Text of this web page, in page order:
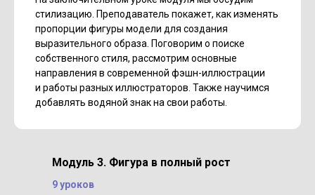
стилизацию. Преподаватель покажет, как изменять
пропорции фигуры модели для создания
выразительного образа. Поговорим о поиске
собственного стиля, рассмотрим основные
направления в современной фэшн-иллюстрации
и работы разных иллюстраторов. Также научимся
добавлять водяной знак на свои работы.
Модуль 3. Фигура в полный рост
9 уроков